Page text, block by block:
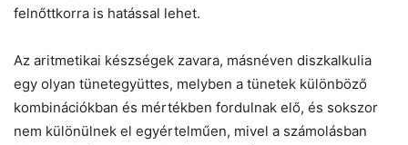
felnőttkorra is hatással lehet.
Az aritmetikai készségek zavara, másnéven diszkalkulia
egy olyan tünetegyüttes, melyben a tünetek különböző
kombinációkban és mértékben fordulnak elő, és sokszor
nem különülnek el egyértelműen, mivel a számolásban